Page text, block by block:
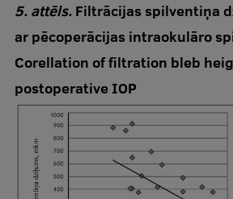
5. attēls.Filtrācijas spilventiņa
ar pēcoperācijas intraokulāro
Corellation of filtration bleb
postoperative IOP